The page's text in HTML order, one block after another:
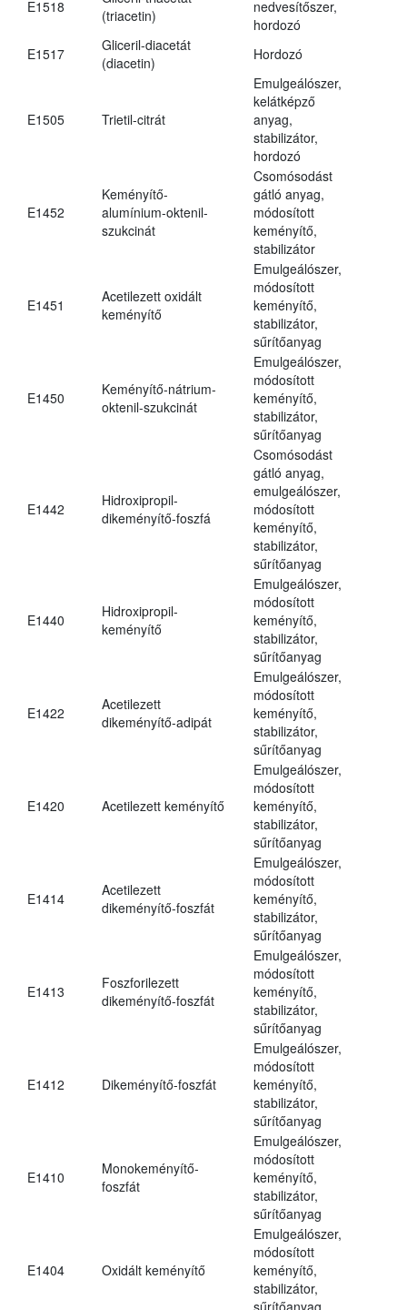
E1518
(triacetin)
nedvesítőszer,
hordozó
E1517
Gliceril-diacetát
(diacetin)
Hordozó
E1505 Trietil-citrát
Emulgeálószer,
kelátképző
anyag,
stabilizátor,
hordozó
E1452
Keményítő-
alumínium-oktenil-
szukcinát
Csomósodást
gátló anyag,
módosított
keményítő,
stabilizátor
E1451
Acetilezett oxidált
keményítő
Emulgeálószer,
módosított
keményítő,
stabilizátor,
sűrítőanyag
E1450
Keményítő-nátrium-
oktenil-szukcinát
Emulgeálószer,
módosított
keményítő,
stabilizátor,
sűrítőanyag
E1442
Hidroxipropil-
dikeményítő-foszfá
Csomósodást
gátló anyag,
emulgeálószer,
módosított
keményítő,
stabilizátor,
sűrítőanyag
E1440
Hidroxipropil-
keményítő
Emulgeálószer,
módosított
keményítő,
stabilizátor,
sűrítőanyag
E1422
Acetilezett
dikeményítő-adipát
Emulgeálószer,
módosított
keményítő,
stabilizátor,
sűrítőanyag
E1420 Acetilezett keményítő
Emulgeálószer,
módosított
keményítő,
stabilizátor,
sűrítőanyag
E1414
Acetilezett
dikeményítő-foszfát
Emulgeálószer,
módosított
keményítő,
stabilizátor,
sűrítőanyag
E1413
Foszforilezett
dikeményítő-foszfát
Emulgeálószer,
módosított
keményítő,
stabilizátor,
sűrítőanyag
E1412 Dikeményítő-foszfát
Emulgeálószer,
módosított
keményítő,
stabilizátor,
sűrítőanyag
E1410
Monokeményítő-
foszfát
Emulgeálószer,
módosított
keményítő,
stabilizátor,
sűrítőanyag
E1404 Oxidált keményítő
Emulgeálószer,
módosított
keményítő,
stabilizátor,
sűrítőanyag